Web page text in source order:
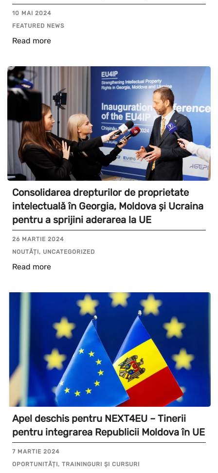
10 MAI 2024
FEATURED NEWS
Read more
Consolidarea drepturilor de proprietate
intelectuală în Georgia, Moldova și Ucraina
pentru a sprijini aderarea la UE
26 MARTIE 2024
NOUTĂȚI, UNCATEGORIZED
Read more
Apel deschis pentru NEXT4EU – Tinerii
pentru integrarea Republicii Moldova în UE
7 MARTIE 2024
OPORTUNITĂȚI, TRAININGURI ȘI CURSURI